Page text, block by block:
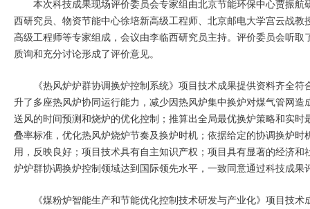
本次科技成果现场评价委员会专家组由北京节能环保中心贾振
西研究员、物资节能中心徐培新高级工程师、北京邮电大学宫云战
高级工程师等专家组成，会议由李临西研究员主持。评价委员会听
质询和充分讨论形成了评价意见。
《热风炉炉群协调换炉控制系统》项目技术成果提供资料齐全
升了多座热风炉协同运行能力，减少因热风炉集中换炉对煤气管网
送风的时间预测和烧炉的优化控制；推算出全局最优换炉策略和实
叠率标准，优化热风炉烧炉节奏及换炉时机；依据给定的协调换炉
用，反映良好；项目技术具有自主知识产权；项目具有显著的经济
炉炉群协调换炉控制领域达到国际领先水平，一致同意通过科技成果
《煤粉炉智能生产和节能优化控制技术研发与产业化》项目技